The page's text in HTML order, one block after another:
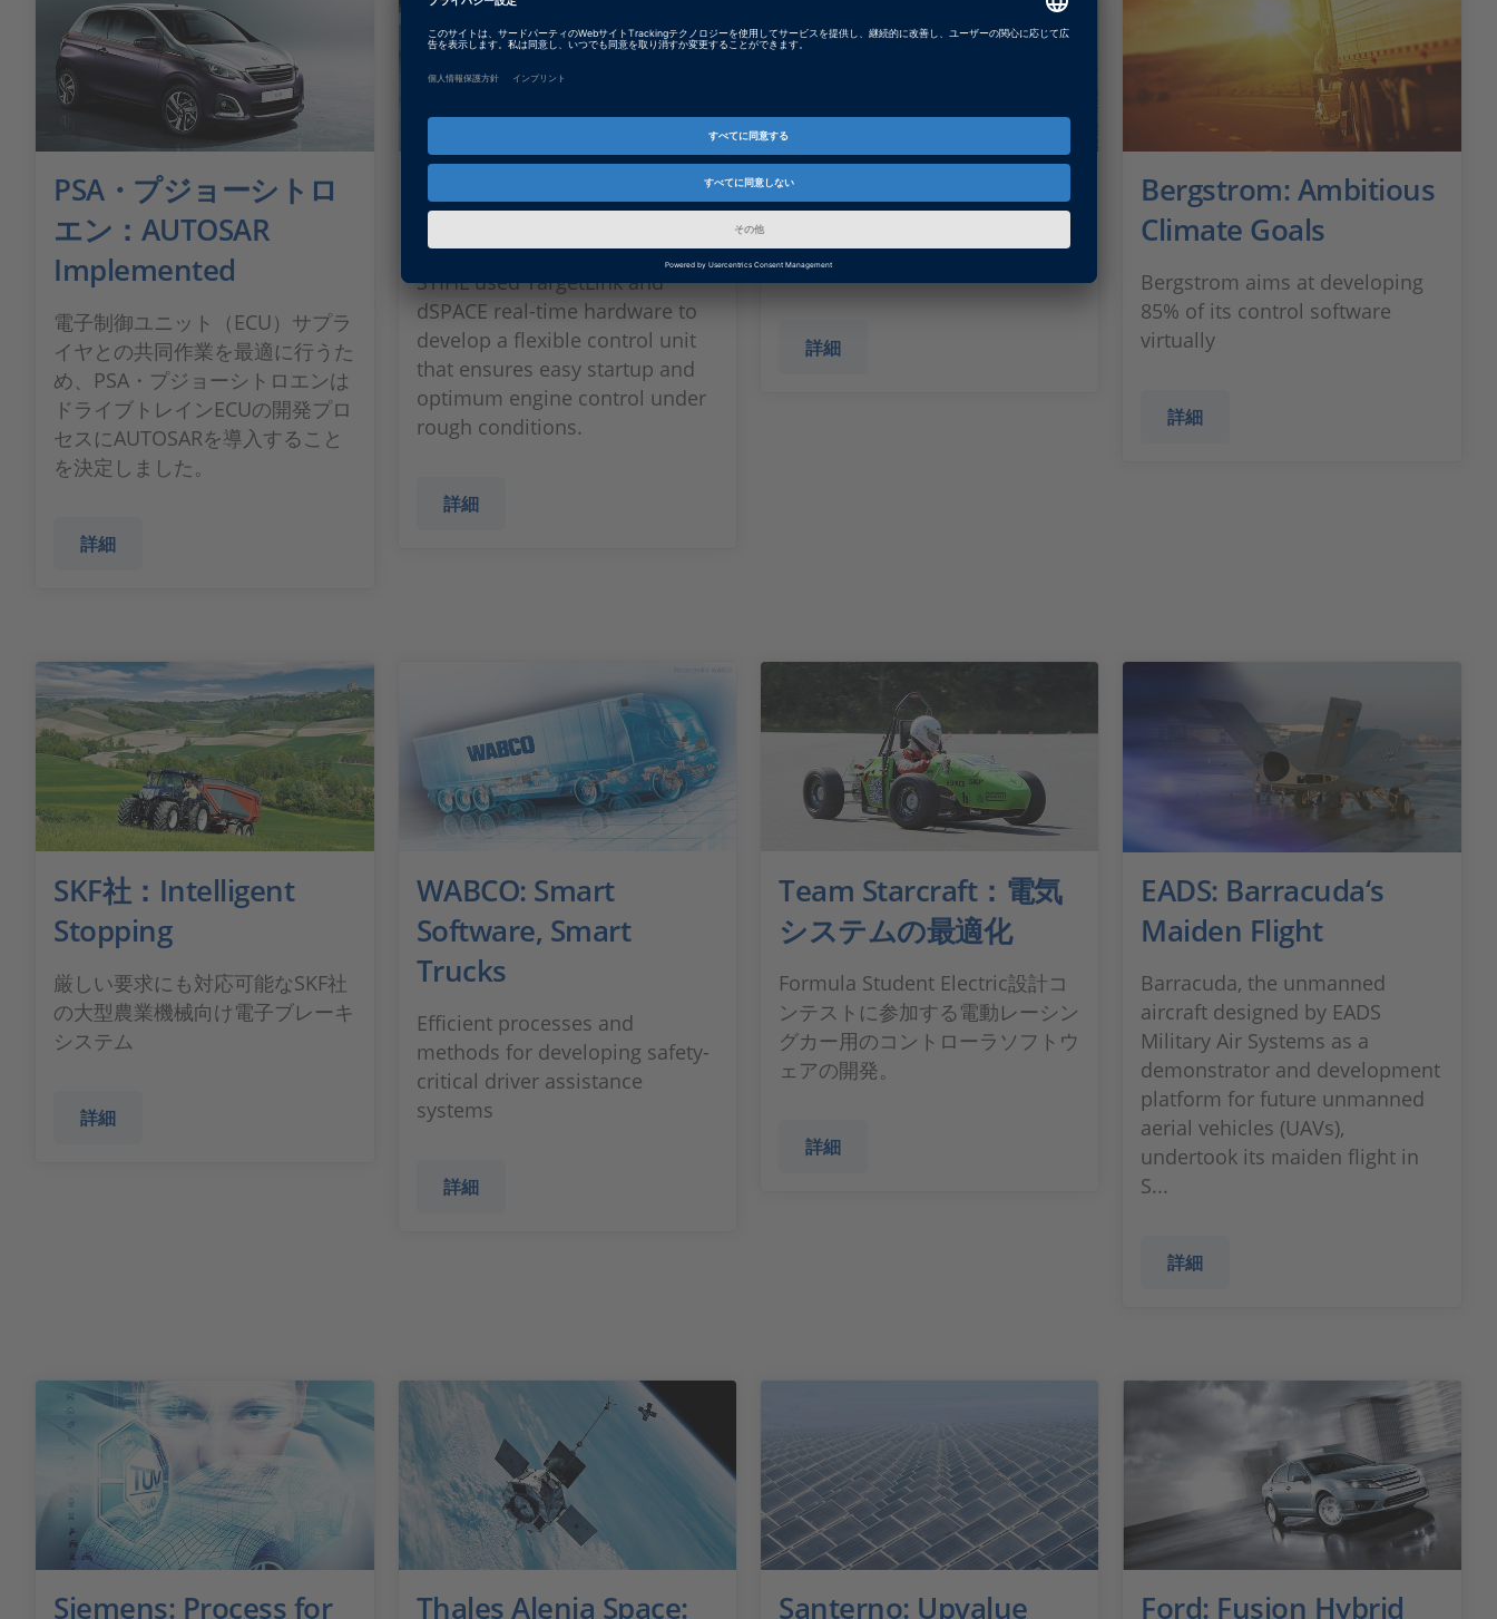
PSA・プジョーシトロ
エン：AUTOSAR
Implemented
電子制御ユニット（ECU）サプラ
イヤとの共同作業を最適に行うた
め、PSA・プジョーシトロエンは
ドライブトレインECUの開発プロ
セスにAUTOSARを導入すること
を決定しました。
詳細
STIHL: The Cutting
STIHL used TargetLink and
dSPACE real-time hardware to
develop a flexible control unit
that ensures easy startup and
optimum engine control under
rough conditions.
詳細
CLAAS社：収穫を制御
アシスト機能の自動化により、収
穫時の効率を向上
詳細
Bergstrom: Ambitious
Climate Goals
Bergstrom aims at developing
85% of its control software
virtually
詳細
SKF社：Intelligent
Stopping
厳しい要求にも対応可能なSKF社
の大型農業機械向け電子ブレーキ
システム
詳細
WABCO: Smart
Software, Smart
Trucks
Efficient processes and
methods for developing safety-
critical driver assistance
systems
詳細
Team Starcraft：電気
システムの最適化
Formula Student Electric設計コ
ンテストに参加する電動レーシン
グカー用のコントローラソフトウ
ェアの開発。
詳細
EADS: Barracuda‘s
Maiden Flight
Barracuda, the unmanned
aircraft designed by EADS
Military Air Systems as a
demonstrator and development
platform for future unmanned
aerial vehicles (UAVs),
undertook its maiden flight in
S...
詳細
Siemens: Process for Thales Alenia Space: Santerno: Upvalue Ford: Fusion Hybrid